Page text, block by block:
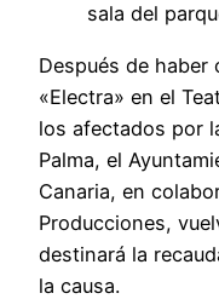
sala del
Después de
«Electra» en el
los afectados por
Palma, el
Canaria, en
Producciones,
destinará la
la causa.